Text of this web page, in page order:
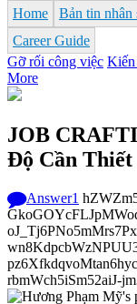
Home Bản tin nhân
Career Guide
Gỡ rối công việc Kiến
More
JOB
Độ Cần
Answer1
rbmWch5iSm52aiJ-